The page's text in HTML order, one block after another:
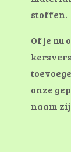
stoffen.
Of je nu
onze
naam